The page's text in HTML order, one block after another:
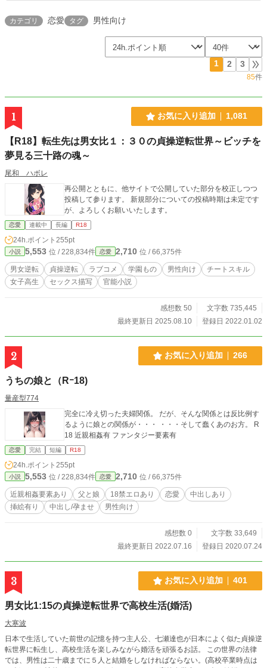
カテゴリ 恋愛 タグ 男性向け
1 2 3
85件
1 お気に入り追加 1,081
【R18】転生先は男女比１：３０の貞操逆転世界～ビッチを
夢見る三十路の魂～
尾和 ハボレ
再公開とともに、他サイトで公開していた部分を校正しつつ
投稿して参ります。 新規部分についての投稿時期は未定です
が、よろしくお願いいたします。
恋愛 連載中 長編 R18
24h.ポイント 255pt
小説 5,553 位 / 228,834件 恋愛 2,710 位 / 66,375件
男女逆転 貞操逆転 ラブコメ 学園もの 男性向け
チートスキル
女子高生
セックス描写 官能小説
感想数 50
文字数 735,445
最終更新日 2025.08.10
登録日 2022.01.02
2 お気に入り追加 266
うちの娘と（Rｰ18)
量産型774
完全に冷え切った夫婦関係。 だが、そんな関係とは反比例す
るように娘との関係が・・・ ・・・そして蠢くあのお方。 R
18 近親相姦有 ファンタジー要素有
恋愛 完結 短編 R18
24h.ポイント 255pt
小説 5,553 位 / 228,834件 恋愛 2,710 位 / 66,375件
近親相姦要素あり 父と娘 18禁エロあり 恋愛
中出しあり
挿絵有り
中出し/孕ませ 男性向け
感想数 0
文字数 33,649
最終更新日 2022.07.16
登録日 2020.07.24
3 お気に入り追加 401
男女比1:15の貞操逆転世界で高校生活(婚活)
大寒波
日本で生活していた前世の記憶を持つ主人公、七瀬達也が日本によく似た貞操逆
転世界に転生し、高校生活を楽しみながら婚活を頑張るお話。 この世界の法律
では、男性は二十歳までに５人と結婚をしなければならない。(高校卒業時点は